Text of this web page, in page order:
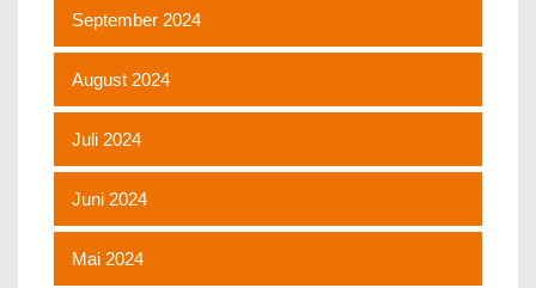
September 2024
August 2024
Juli 2024
Juni 2024
Mai 2024